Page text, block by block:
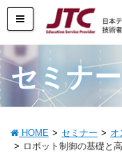
セミナー
HOME セミナー
オ
ロボット制御の基礎と